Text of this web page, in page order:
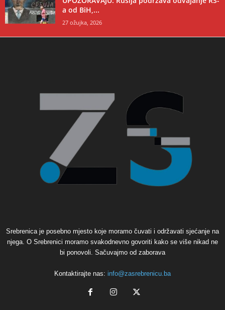
a od BiH,...
27 ožujka, 2026
Srebrenica je posebno mjesto koje moramo čuvati i održavati sjećanje na
njega. O Srebrenici moramo svakodnevno govoriti kako se više nikad ne
bi ponovoli. Sačuvajmo od zaborava
Kontaktirajte nas: info@zasrebrenicu.ba